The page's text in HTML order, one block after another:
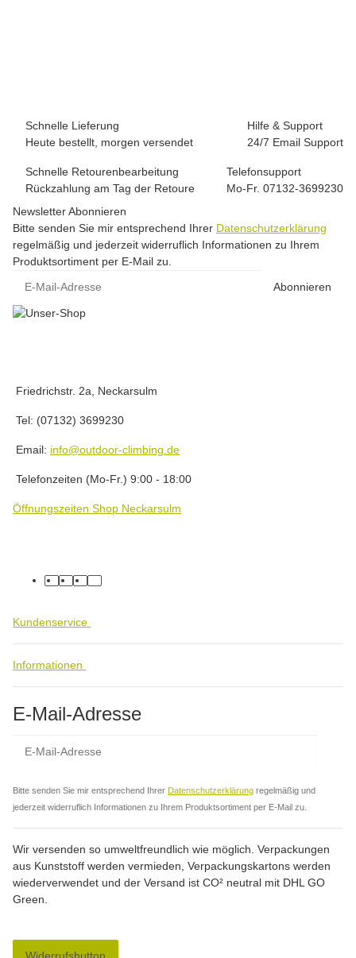
Schnelle Lieferung
Heute bestellt, morgen versendet
Hilfe & Support
24/7 Email Support
Schnelle Retourenbearbeitung
Rückzahlung am Tag der Retoure
Telefonsupport
Mo-Fr. 07132-3699230
Newsletter Abonnieren
Bitte senden Sie mir entsprechend Ihrer Datenschutzerklärung
regelmäßig und jederzeit widerruflich Informationen zu Ihrem
Produktsortiment per E-Mail zu.
Abonnieren
Friedrichstr. 2a, Neckarsulm
Tel: (07132) 3699230
Email: info@outdoor-climbing.de
Telefonzeiten (Mo-Fr.) 9:00 - 18:00
Öffnungszeiten Shop Neckarsulm
facebook
youtube
instagram
tiktok
Kundenservice
Informationen
E-Mail-Adresse
Bitte senden Sie mir entsprechend Ihrer Datenschutzerklärung regelmäßig und
jederzeit widerruflich Informationen zu Ihrem Produktsortiment per E-Mail zu.
Wir versenden so umweltfreundlich wie möglich. Verpackungen
aus Kunststoff werden vermieden, Verpackungskartons werden
wiederverwendet und der Versand ist CO² neutral mit DHL GO
Green.
Widerrufsbutton